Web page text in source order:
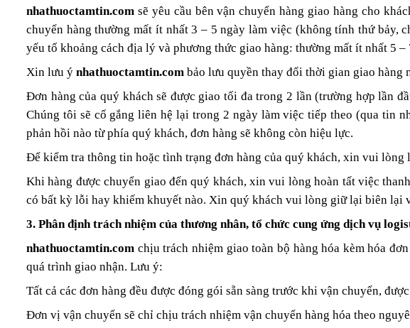
nhathuoctamtin.com sẽ yêu cầu bên vận chuyển hàng giao hàng cho
chuyển hàng thường mất ít nhất 3 – 5 ngày làm việc (không tính thứ bảy,
yếu tố khoảng cách địa lý và phương thức giao hàng: thường mất ít nhất 5
Xin lưu ý nhathuoctamtin.com bảo lưu quyền thay đổi thời gian giao hàng
Đơn hàng của quý khách sẽ được giao tối đa trong 2 lần (trường hợp lần
Chúng tôi sẽ cố gắng liên hệ lại trong 2 ngày làm việc tiếp theo (qua tin
phản hồi nào từ phía quý khách, đơn hàng sẽ không còn hiệu lực.
Để kiểm tra thông tin hoặc tình trạng đơn hàng của quý khách, xin vui
Khi hàng được chuyển giao đến quý khách, xin vui lòng hoàn tất việc
có bất kỳ lỗi hay khiếm khuyết nào. Xin quý khách vui lòng giữ lại biên lại
3. Phân định trách nhiệm của thương nhân, tổ chức cung ứng dịch vụ
nhathuoctamtin.com chịu trách nhiệm giao toàn bộ hàng hóa kèm hóa
quá trình giao nhận. Lưu ý:
Tất cả các đơn hàng đều được đóng gói sẵn sàng trước khi vận chuyển,
Đơn vị vận chuyển sẽ chỉ chịu trách nhiệm vận chuyển hàng hóa theo